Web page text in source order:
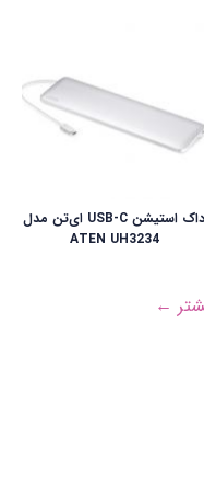
داک استیشن USB-C ای‌تن مدل
ATEN UH3234
←